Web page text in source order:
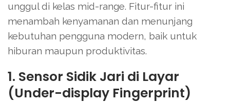
unggul di kelas mid-range. Fitur-fitur ini
menambah kenyamanan dan menunjang
kebutuhan pengguna modern, baik untuk
hiburan maupun produktivitas.
1. Sensor Sidik Jari di Layar
(Under-display Fingerprint)